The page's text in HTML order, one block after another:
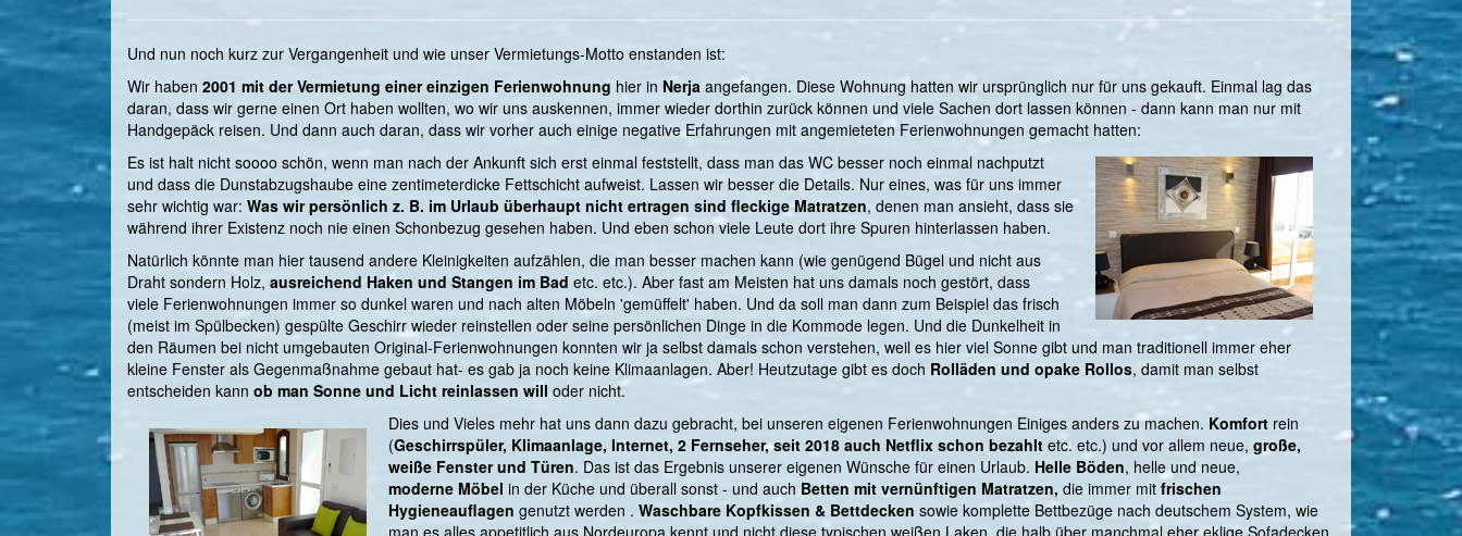
Und nun noch kurz zur Vergangenheit und wie unser Vermietungs-Motto enstanden ist:
Wir haben 2001 mit der Vermietung einer einzigen Ferienwohnung hier in Nerja angefangen. Diese Wohnung hatten wir ursprünglich nur für uns gekauft. Einmal lag das
daran, dass wir gerne einen Ort haben wollten, wo wir uns auskennen, immer wieder dorthin zurück können und viele Sachen dort lassen können - dann kann man nur mit
Handgepäck reisen. Und dann auch daran, dass wir vorher auch einige negative Erfahrungen mit angemieteten Ferienwohnungen gemacht hatten:
Es ist halt nicht soooo schön, wenn man nach der Ankunft sich erst einmal feststellt, dass man das WC besser noch einmal nachputzt
und dass die Dunstabzugshaube eine zentimeterdicke Fettschicht aufweist. Lassen wir besser die Details. Nur eines, was für uns immer
sehr wichtig war: Was wir persönlich z. B. im Urlaub überhaupt nicht ertragen sind fleckige Matratzen, denen man ansieht, dass sie
während ihrer Existenz noch nie einen Schonbezug gesehen haben. Und eben schon viele Leute dort ihre Spuren hinterlassen haben.
Natürlich könnte man hier tausend andere Kleinigkeiten aufzählen, die man besser machen kann (wie genügend Bügel und nicht aus
Draht sondern Holz, ausreichend Haken und Stangen im Bad etc. etc.). Aber fast am Meisten hat uns damals noch gestört, dass
viele Ferienwohnungen immer so dunkel waren und nach alten Möbeln 'gemüffelt' haben. Und da soll man dann zum Beispiel das frisch
(meist im Spülbecken) gespülte Geschirr wieder reinstellen oder seine persönlichen Dinge in die Kommode legen. Und die Dunkelheit in
den Räumen bei nicht umgebauten Original-Ferienwohnungen konnten wir ja selbst damals schon verstehen, weil es hier viel Sonne gibt und man traditionell immer eher
kleine Fenster als Gegenmaßnahme gebaut hat- es gab ja noch keine Klimaanlagen. Aber! Heutzutage gibt es doch Rolläden und opake Rollos, damit man selbst
entscheiden kann ob man Sonne und Licht reinlassen will oder nicht.
Dies und Vieles mehr hat uns dann dazu gebracht, bei unseren eigenen Ferienwohnungen Einiges anders zu machen. Komfort rein
(Geschirrspüler, Klimaanlage, Internet, 2 Fernseher, seit 2018 auch Netflix schon bezahlt etc. etc.) und vor allem neue, große,
weiße Fenster und Türen. Das ist das Ergebnis unserer eigenen Wünsche für einen Urlaub. Helle Böden, helle und neue,
moderne Möbel in der Küche und überall sonst - und auch Betten mit vernünftigen Matratzen, die immer mit frischen
Hygieneauflagen genutzt werden . Waschbare Kopfkissen & Bettdecken sowie komplette Bettbezüge nach deutschem System, wie